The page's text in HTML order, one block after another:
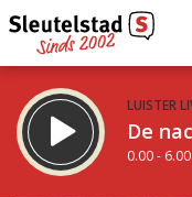
LUISTER
De
0.00 -